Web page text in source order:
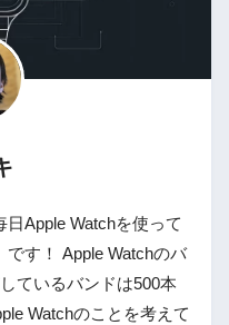
Apple Watchを使って
です！ Apple Watchのバ
ているバンドは500本
Watchのことを考えて